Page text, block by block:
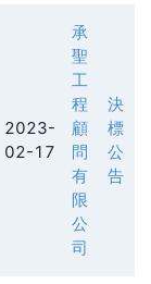
2023-
02-17
承
聖
工
程
顧
問
有
限
公
司
決
標
公
告